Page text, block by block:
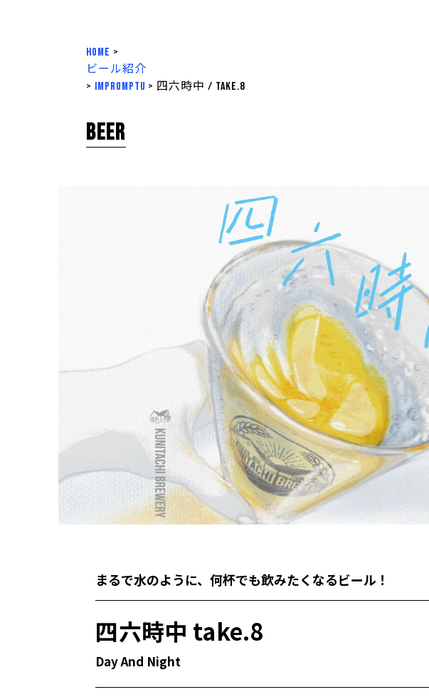
HOME >
ビール紹介
> impromptu > 四六時中 / take.8
BEER
まるで水のように、何杯でも飲みたくなるビール！
四六時中 take.8
Day And Night